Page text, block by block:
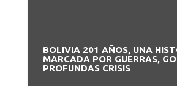
BOLIVIA 201 AÑOS, UNA
MARCADA POR GUERRAS,
PROFUNDAS CRISIS